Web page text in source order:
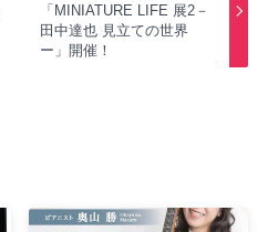
「MINIATURE LIFE 展2－
田中達也 見立ての世界
ー」開催！